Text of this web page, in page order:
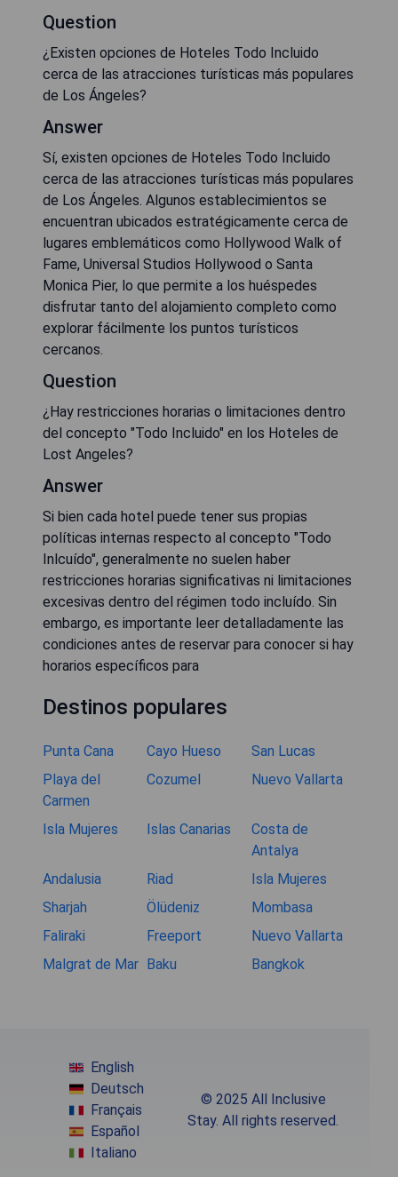
Question
¿Existen opciones de Hoteles Todo Incluido
cerca de las atracciones turísticas más populares
de Los Ángeles?
Answer
Sí, existen opciones de Hoteles Todo Incluido
cerca de las atracciones turísticas más populares
de Los Ángeles. Algunos establecimientos se
encuentran ubicados estratégicamente cerca de
lugares emblemáticos como Hollywood Walk of
Fame, Universal Studios Hollywood o Santa
Monica Pier, lo que permite a los huéspedes
disfrutar tanto del alojamiento completo como
explorar fácilmente los puntos turísticos
cercanos.
Question
¿Hay restricciones horarias o limitaciones dentro
del concepto "Todo Incluido" en los Hoteles de
Lost Angeles?
Answer
Si bien cada hotel puede tener sus propias
políticas internas respecto al concepto "Todo
Inlcuído", generalmente no suelen haber
restricciones horarias significativas ni limitaciones
excesivas dentro del régimen todo incluído. Sin
embargo, es importante leer detalladamente las
condiciones antes de reservar para conocer si hay
horarios específicos para
Destinos populares
Punta Cana Cayo Hueso
San Lucas
Playa del
Carmen
Cozumel Nuevo Vallarta
Isla Mujeres Islas Canarias
Costa de
Antalya
Andalusia
Riad
Isla Mujeres
Sharjah
Ölüdeniz
Mombasa
Faliraki
Freeport
Nuevo Vallarta
Malgrat de Mar Baku Bangkok
English
Deutsch
Français
Español
Italiano
© 2025 All Inclusive
Stay. All rights reserved.